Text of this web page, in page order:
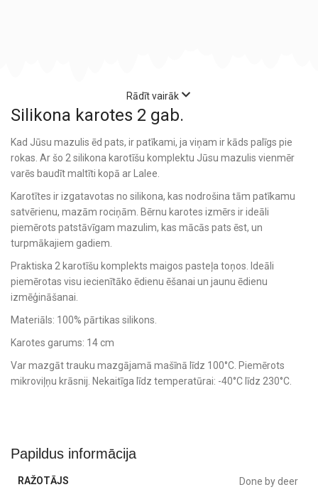
Silikona karotes 2 gab.
Kad Jūsu mazulis ēd pats, ir patīkami, ja viņam ir kāds palīgs pie
rokas. Ar šo 2 silikona karotīšu komplektu Jūsu mazulis vienmēr
varēs baudīt maltīti kopā ar Lalee.
Karotītes ir izgatavotas no silikona, kas nodrošina tām patīkamu
satvērienu, mazām rociņām. Bērnu karotes izmērs ir ideāli
piemērots patstāvīgam mazulim, kas mācās pats ēst, un
turpmākajiem gadiem.
Praktiska 2 karotīšu komplekts maigos pasteļa toņos. Ideāli
piemērotas visu iecienītāko ēdienu ēšanai un jaunu ēdienu
izmēģināšanai.
Materiāls: 100% pārtikas silikons.
Karotes garums: 14 cm
Var mazgāt trauku mazgājamā mašīnā līdz 100°C. Piemērots
mikroviļņu krāsnij. Nekaitīga līdz temperatūrai: -40°C līdz 230°C.
Rādīt vairāk
Papildus informācija
RAŽOTĀJS Done by deer